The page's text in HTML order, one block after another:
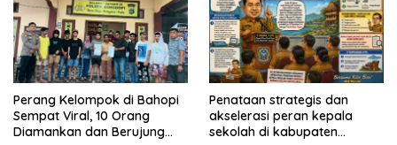
Perang Kelompok di Bahopi
Sempat Viral, 10 Orang
Diamankan dan Berujung
Penataan strategis dan
akselerasi peran kepala
sekolah di kabupaten